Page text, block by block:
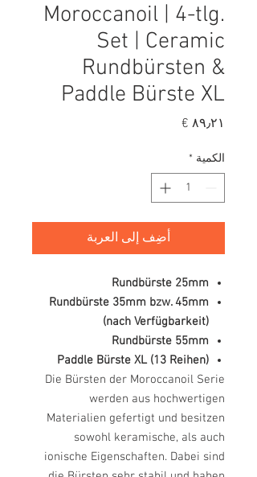
Moroccanoil | 4-tlg.
Set | Ceramic
Rundbürsten &
Paddle Bürste XL
السعر
الكمية *
أضِف إلى العربة
Rundbürste 25mm
Rundbürste 35mm bzw. 45mm
(nach Verfügbarkeit)
Rundbürste 55mm
Paddle Bürste XL (13 Reihen)
Die Bürsten der Moroccanoil Serie
werden aus hochwertigen
Materialien gefertigt und besitzen
sowohl keramische, als auch
ionische Eigenschaften. Dabei sind